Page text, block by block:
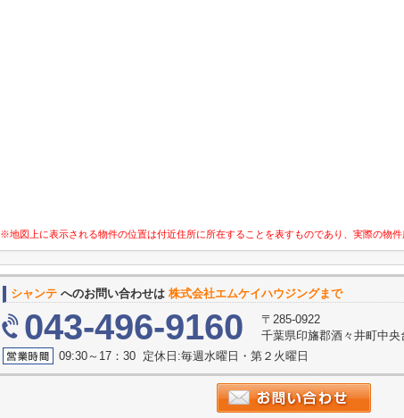
※地図上に表示される物件の位置は付近住所に所在することを表すものであり、実際の物件
シャンテ へのお問い合わせは 株式会社エムケイハウジングまで
043-496-9160
〒285-0922
千葉県印旛郡酒々井町中
09:30～17：30 定休日:毎週水曜日・第２火曜日